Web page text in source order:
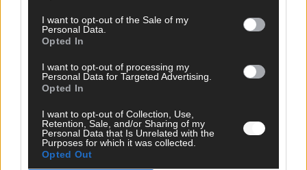
I want to opt-out of the Sale of my
Personal Data.
Opted In
I want to opt-out of processing my
Personal Data for Targeted Advertising.
Opted In
I want to opt-out of Collection, Use,
Retention, Sale, and/or Sharing of my
Personal Data that Is Unrelated with the
Purposes for which it was collected.
Opted Out
Wirtschaft
Wissen
Kommentar
Eurovision
FLASH – DAS VIDEOPORTAL